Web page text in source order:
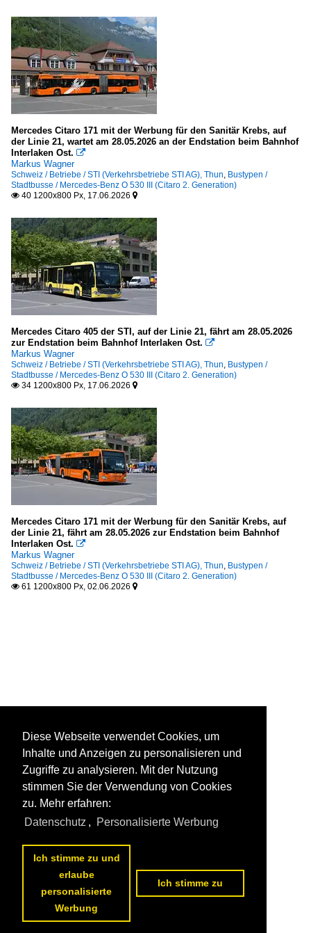
Mercedes Citaro 171 mit der Werbung für den Sanitär Krebs, auf
der Linie 21, wartet am 28.05.2026 an der Endstation beim Bahnhof
Interlaken Ost. 
Markus Wagner
Schweiz / Betriebe / STI (Verkehrsbetriebe STI AG), Thun, Bustypen /
Stadtbusse / Mercedes-Benz O 530 III (Citaro 2. Generation)
 40 1200x800 Px, 17.06.2026 
Mercedes Citaro 405 der STI, auf der Linie 21, fährt am 28.05.2026
zur Endstation beim Bahnhof Interlaken Ost. 
Markus Wagner
Schweiz / Betriebe / STI (Verkehrsbetriebe STI AG), Thun, Bustypen /
Stadtbusse / Mercedes-Benz O 530 III (Citaro 2. Generation)
 34 1200x800 Px, 17.06.2026 
Mercedes Citaro 171 mit der Werbung für den Sanitär Krebs, auf
der Linie 21, fährt am 28.05.2026 zur Endstation beim Bahnhof
Interlaken Ost. 
Markus Wagner
Schweiz / Betriebe / STI (Verkehrsbetriebe STI AG), Thun, Bustypen /
Stadtbusse / Mercedes-Benz O 530 III (Citaro 2. Generation)
 61 1200x800 Px, 02.06.2026 
Diese Webseite verwendet Cookies, um
Inhalte und Anzeigen zu personalisieren und
Zugriffe zu analysieren. Mit der Nutzung
stimmen Sie der Verwendung von Cookies
zu. Mehr erfahren:
Datenschutz , Personalisierte Werbung
Ich stimme zu und
erlaube
personalisierte
Werbung
Ich stimme zu